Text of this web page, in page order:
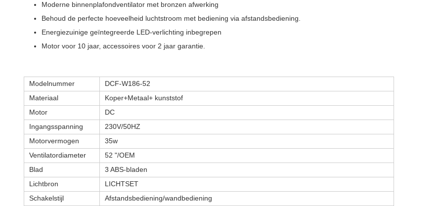
Moderne binnenplafondventilator met bronzen afwerking
Behoud de perfecte hoeveelheid luchtstroom met bediening via afstandsbediening.
Energiezuinige geïntegreerde LED-verlichting inbegrepen
Motor voor 10 jaar, accessoires voor 2 jaar garantie.
Modelnummer
DCF-W186-52
Materiaal
Koper+Metaal+ kunststof
Motor
DC
Ingangsspanning
230V/50HZ
Motorvermogen
35w
Ventilatordiameter
52 "/OEM
Blad
3 ABS-bladen
Lichtbron
LICHTSET
Schakelstijl
Afstandsbediening/wandbediening